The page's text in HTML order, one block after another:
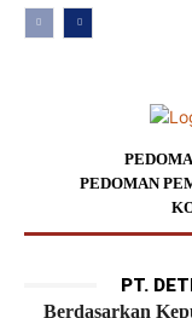
PEDOMAN
PT.
Berdasarkan